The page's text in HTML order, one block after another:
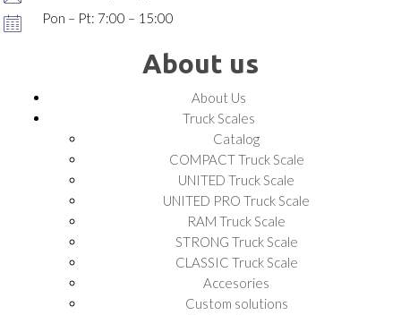
Pon – Pt: 7:00 – 15:00
About us
About Us
Truck Scales
Catalog
COMPACT Truck Scale
UNITED Truck Scale
UNITED PRO Truck Scale
RAM Truck Scale
STRONG Truck Scale
CLASSIC Truck Scale
Accesories
Custom solutions